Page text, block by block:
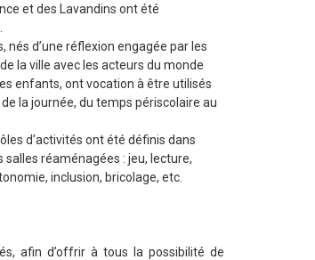
et des Lavandins ont été
nés d’une réflexion engagée par les
la ville avec les acteurs du monde
enfants, ont vocation à être utilisés
la journée, du temps périscolaire au
d’activités ont été définis dans
salles réaménagées : jeu, lecture,
inclusion, bricolage, etc.
afin d’offrir à tous la possibilité de